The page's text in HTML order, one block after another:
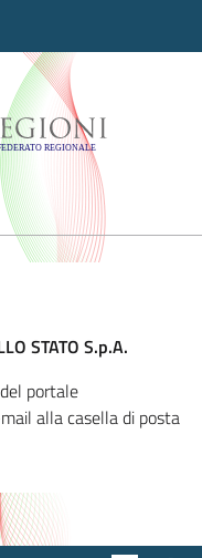
-
STATO S.p.A.
portale
alla casella di posta